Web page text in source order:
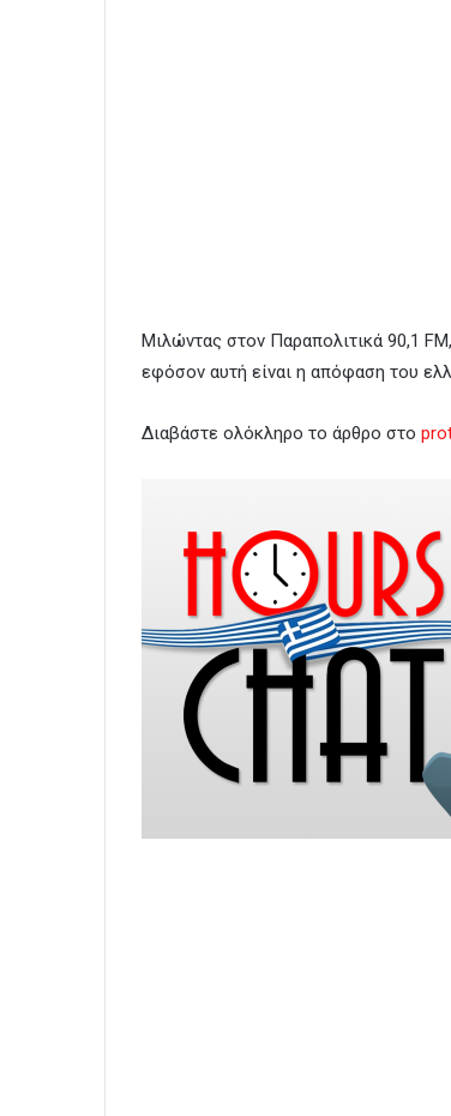
Μιλώντας στον Παραπολιτικά 90,1
εφόσον αυτή είναι η απόφαση του
Διαβάστε ολόκληρο το άρθρο στο